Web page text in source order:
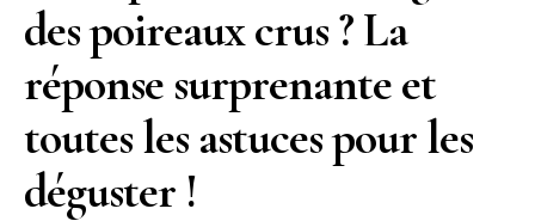
des poireaux crus ? La
réponse surprenante et
toutes les astuces pour les
déguster !